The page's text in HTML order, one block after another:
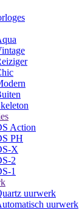
Action
PH
X
2
1
uurwerk
uurwerk